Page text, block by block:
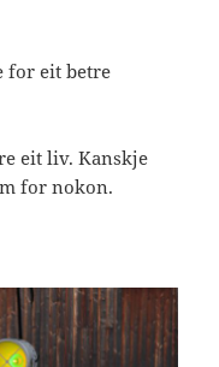
for eit betre
eit liv. Kanskje
for nokon.